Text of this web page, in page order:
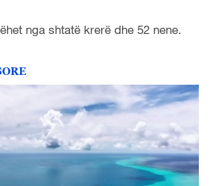
nga shtatë krerë dhe 52 nene.